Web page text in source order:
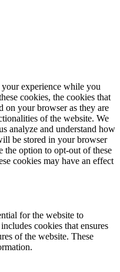
experience while you
cookies, the cookies that
on your browser as they are
of the website. We
analyze and understand how
be stored in your browser
the option to opt-out of these
cookies may have an effect
for the website to
cookies that ensures
of the website. These